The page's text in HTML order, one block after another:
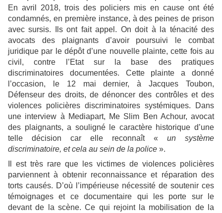
En avril 2018, trois des policiers mis en cause ont été
condamnés, en première instance, à des peines de prison
avec sursis. Ils ont fait appel. On doit à la ténacité des
avocats des plaignants d’avoir poursuivi le combat
juridique par le dépôt d’une nouvelle plainte, cette fois au
civil, contre l’Etat sur la base des pratiques
discriminatoires documentées. Cette plainte a donné
l’occasion, le 12 mai dernier, à Jacques Toubon,
Défenseur des droits, de dénoncer des contrôles et des
violences policières discriminatoires systémiques. Dans
une interview à Mediapart, Me Slim Ben Achour, avocat
des plaignants, a souligné le caractère historique d’une
telle décision car elle reconnaît « un système
discriminatoire, et cela au sein de la police ».
Il est très rare que les victimes de violences policières
parviennent à obtenir reconnaissance et réparation des
torts causés. D’où l’impérieuse nécessité de soutenir ces
témoignages et ce documentaire qui les porte sur le
devant de la scène. Ce qui rejoint la mobilisation de la